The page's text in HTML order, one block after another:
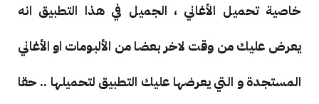
خاصية تحميل الأغاني ، الجميل في هذا التطبيق انه
يعرض عليك من وقت لاخر بعضا من الألبومات او الأغاني
المستجدة و التي يعرضها عليك التطبيق لتحميلها .. حقا